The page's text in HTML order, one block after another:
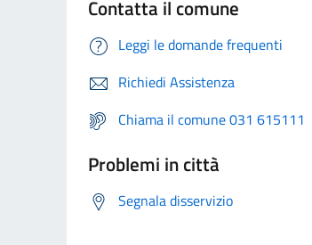
Contatta il comune
Leggi le domande frequenti
Richiedi Assistenza
Chiama il comune 031 615111
Problemi in città
Segnala disservizio